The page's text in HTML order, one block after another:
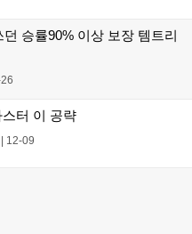
승률90% 이상 보장 템트리
터 이 공략
| 12-09